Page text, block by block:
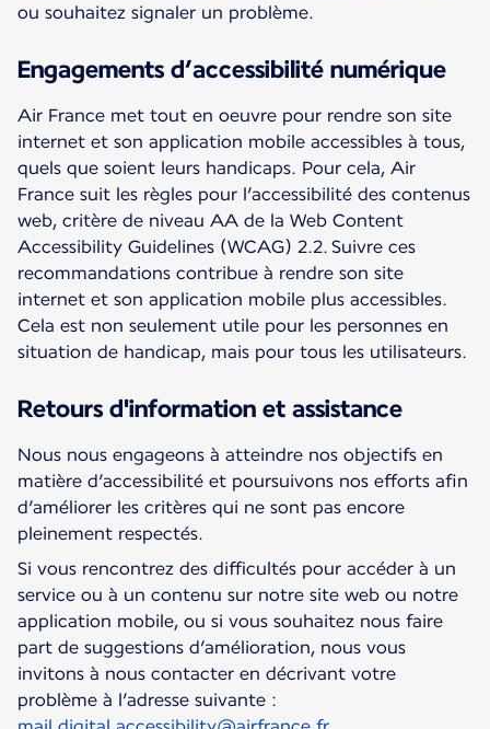
ou souhaitez signaler un problème.
Engagements d’accessibilité numérique
Air France met tout en oeuvre pour rendre son site
internet et son application mobile accessibles à tous,
quels que soient leurs handicaps. Pour cela, Air
France suit les règles pour l’accessibilité des contenus
web, critère de niveau AA de la Web Content
Accessibility Guidelines (WCAG) 2.2. Suivre ces
recommandations contribue à rendre son site
internet et son application mobile plus accessibles.
Cela est non seulement utile pour les personnes en
situation de handicap, mais pour tous les utilisateurs.
Retours d'information et assistance
Nous nous engageons à atteindre nos objectifs en
matière d’accessibilité et poursuivons nos efforts afin
d’améliorer les critères qui ne sont pas encore
pleinement respectés.
Si vous rencontrez des difficultés pour accéder à un
service ou à un contenu sur notre site web ou notre
application mobile, ou si vous souhaitez nous faire
part de suggestions d’amélioration, nous vous
invitons à nous contacter en décrivant votre
problème à l’adresse suivante :